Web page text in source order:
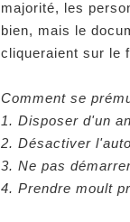
majorité, les
bien, mais le
cliqueraient sur le
Comment se
1. Disposer d'un
2. Désactiver
3. Ne pas
4. Prendre moult